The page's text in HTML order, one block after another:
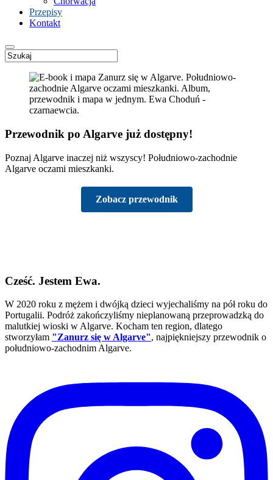
Przepisy
Kontakt
Przewodnik po Algarve już dostępny!
Poznaj Algarve inaczej niż wszyscy! Południowo-zachodnie
Algarve oczami mieszkanki.
Zobacz przewodnik
Cześć. Jestem Ewa.
W 2020 roku z mężem i dwójką dzieci wyjechaliśmy na pół roku do
Portugalii. Podróż zakończyliśmy nieplanowaną przeprowadzką do
malutkiej wioski w Algarve. Kocham ten region, dlatego
stworzyłam "Zanurz się w Algarve", najpiękniejszy przewodnik o
południowo-zachodnim Algarve.